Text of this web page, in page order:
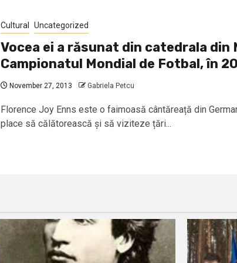
Cultural Uncategorized
Vocea ei a răsunat din catedrala din
Campionatul Mondial de Fotbal, în
November 27, 2013 Gabriela Petcu
Florence Joy Enns este o faimoasă cântăreață din
place să călătorească și să viziteze țări...